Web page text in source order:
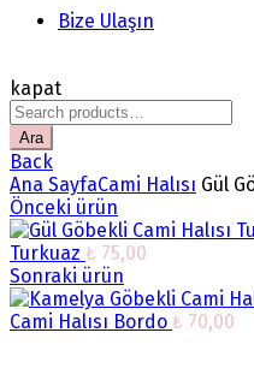
Bize Ulaşın
kapat
Search
for:
Ara
Back
Ana SayfaCami Halısı Gül
Önceki ürün
Turkuaz ₺ 75,00
Sonraki ürün
Cami Halısı Bordo ₺ 70,00